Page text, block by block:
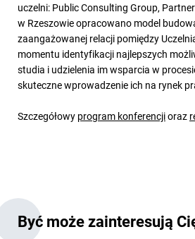
uczelni: Public Consulting Group,
w Rzeszowie opracowano model
zaangażowanej relacji pomiędzy
momentu identyfikacji najlepszych
studia i udzielenia im wsparcia w
skuteczne wprowadzenie ich na rynek
Szczegółowy program konferencjioraz
Być może zainteresują